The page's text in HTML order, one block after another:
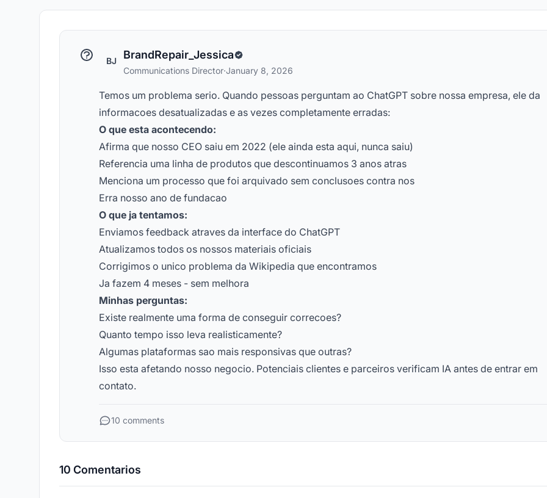
BJ BrandRepair_Jessica
Communications Director·January 8, 2026
Temos um problema serio. Quando pessoas perguntam ao ChatGPT sobre nossa empresa, ele da
informacoes desatualizadas e as vezes completamente erradas:
O que esta acontecendo:
Afirma que nosso CEO saiu em 2022 (ele ainda esta aqui, nunca saiu)
Referencia uma linha de produtos que descontinuamos 3 anos atras
Menciona um processo que foi arquivado sem conclusoes contra nos
Erra nosso ano de fundacao
O que ja tentamos:
Enviamos feedback atraves da interface do ChatGPT
Atualizamos todos os nossos materiais oficiais
Corrigimos o unico problema da Wikipedia que encontramos
Ja fazem 4 meses - sem melhora
Minhas perguntas:
Existe realmente uma forma de conseguir correcoes?
Quanto tempo isso leva realisticamente?
Algumas plataformas sao mais responsivas que outras?
Isso esta afetando nosso negocio. Potenciais clientes e parceiros verificam IA antes de entrar em
contato.
10 comments
10 Comentarios